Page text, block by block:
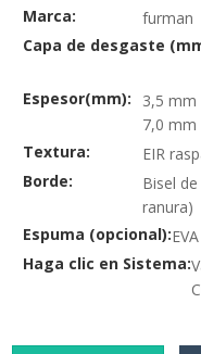
Marca:
furman
Capa de desgaste
Espesor(mm):
3,5
7,0 mm
Textura:
EIR
Borde:
Bisel
ranura)
Espuma (opcional):
Haga clic en Sistema: